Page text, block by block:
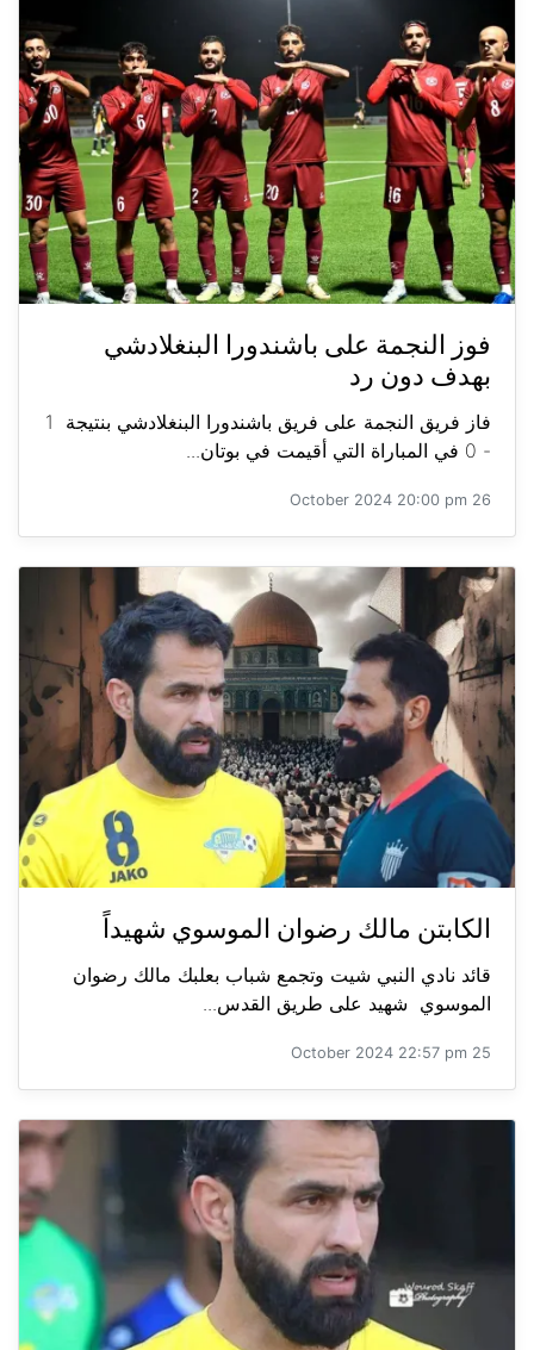
فوز النجمة على باشندورا البنغلادشي
بهدف دون رد
فاز فريق النجمة على فريق باشندورا البنغلادشي بنتيجة 1
- 0 في المباراة التي أقيمت في بوتان...
26 October 2024 20:00 pm
الكابتن مالك رضوان الموسوي شهيداً
قائد نادي النبي شيت وتجمع شباب بعلبك مالك رضوان
الموسوي شهيد على طريق القدس...
25 October 2024 22:57 pm